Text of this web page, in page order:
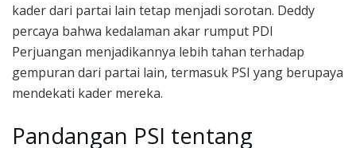
kader dari partai lain tetap menjadi sorotan. Deddy
percaya bahwa kedalaman akar rumput PDI
Perjuangan menjadikannya lebih tahan terhadap
gempuran dari partai lain, termasuk PSI yang berupaya
mendekati kader mereka.
Pandangan PSI tentang